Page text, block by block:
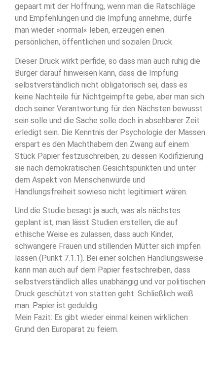
gepaart mit der Hoffnung, wenn man die Ratschläge
und Empfehlungen und die Impfung annehme, dürfe
man wieder »normal« leben, erzeugen einen
persönlichen, öffentlichen und sozialen Druck.
Dieser Druck wirkt perfide, so dass man auch ruhig die
Bürger darauf hinweisen kann, dass die Impfung
selbstverständlich nicht obligatorisch sei, dass es
keine Nachteile für Nichtgeimpfte gebe, aber man sich
doch seiner Verantwortung für den Nächsten bewusst
sein solle und die Sache solle doch in absehbarer Zeit
erledigt sein. Die Kenntnis der Psychologie der Massen
erspart es den Machthabern den Zwang auf einem
Stück Papier festzuschreiben, zu dessen Kodifizierung
sie nach demokratischen Gesichtspunkten und unter
dem Aspekt von Menschenwürde und
Handlungsfreiheit sowieso nicht legitimiert wären.
Und die Studie besagt ja auch, was als nächstes
geplant ist, man lässt Studien erstellen, die auf
ethische Weise es zulassen, dass auch Kinder,
schwangere Frauen und stillenden Mütter sich impfen
lassen (Punkt 7.1.1). Bei einer solchen Handlungsweise
kann man auch auf dem Papier festschreiben, dass
selbstverständlich alles unabhängig und vor politischen
Druck geschützt von statten geht. Schließlich weiß
man: Papier ist geduldig.
Mein Fazit: Es gibt wieder einmal keinen wirklichen
Grund den Europarat zu feiern.